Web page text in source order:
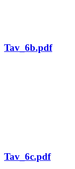
Tav_6b.pdf
Tav_6c.pdf